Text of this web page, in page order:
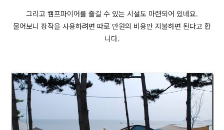
그리고 캠프파이어를 즐길 수 있는 시설도 마련되어 있네요.
물어보니 장작을 사용하려면 따로 만원의 비용만 지불하면 된다고 합
니다.